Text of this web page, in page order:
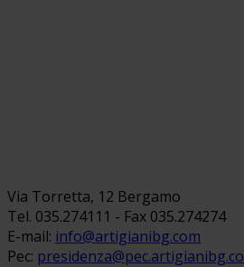
Via Torretta, 12 Bergamo
Tel. 035.274111 - Fax 035.274274
E-mail: info@artigianibg.com
Pec: